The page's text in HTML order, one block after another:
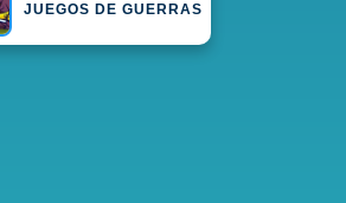
JUEGOS DE GUERRAS